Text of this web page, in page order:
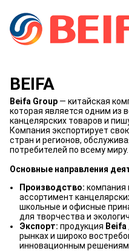
BEIFA
Beifa Group — китайская
которая является одним из
канцелярских товаров и
Компания экспортирует
стран и регионов,
потребителей по всему миру.
Основные направления
Производство: компания
ассортимент
школьные и офисные
для творчества и
Экспорт: продукция Beifa
рынках и широко
инновационным решениям.